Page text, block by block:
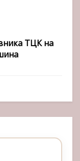
ТЦК на